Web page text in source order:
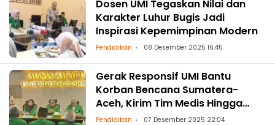
Dosen UMI Tegaskan Nilai dan
Karakter Luhur Bugis Jadi
Inspirasi Kepemimpinan Modern
Pendidikan 08 Desember 2025 16:45
Gerak Responsif UMI Bantu
Korban Bencana Sumatera-
Aceh, Kirim Tim Medis Hingga
Kumpulkan Donasi
Pendidikan 07 Desember 2025 22:04